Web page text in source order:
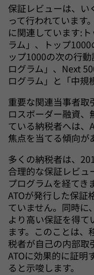
保証レビューは、い
って行われています
に関連しています:
ラム」、トップ
ップ1000の次の行
ログラム」、Next
ログラム」と「中規
重要な関連当事者取
ロスボーダー融資、
ている納税者へは、
焦点を当てる傾向が
多くの納税者は、
合理的な保証レビュ
プログラムを経てき
ATOが発行した保証
ていません。同時に
より高い保証を得て
ます。このことは、
税者が自己の内部取
ATOに効果的に証明
ると示唆します。